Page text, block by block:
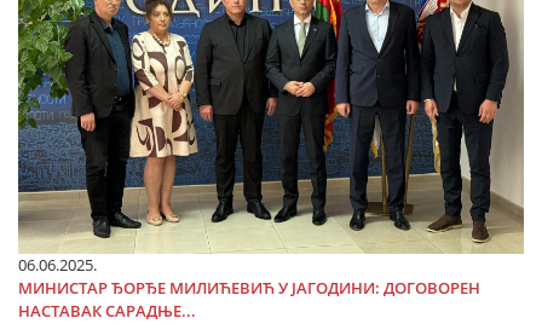
06.06.2025.
МИНИСТАР ЂОРЂЕ МИЛИЋЕВИЋ У ЈАГОДИНИ: ДОГОВОРЕН
НАСТАВАК САРАДЊЕ...